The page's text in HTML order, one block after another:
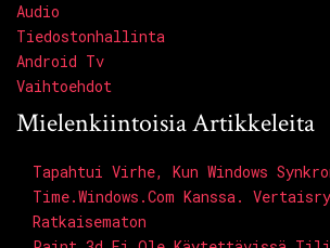
Audio
Tiedostonhallinta
Android Tv
Vaihtoehdot
Mielenkiintoisia Artikkeleita
Tapahtui Virhe, Kun Windows
Time.windows.com Kanssa.
Ratkaisematon